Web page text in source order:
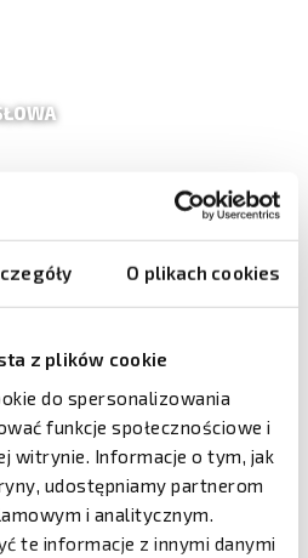
O plikach cookies
z plików cookie
do spersonalizowania
funkcje społecznościowe i
witrynie. Informacje o tym, jak
udostępniamy partnerom
i analitycznym.
te informacje z innymi danymi